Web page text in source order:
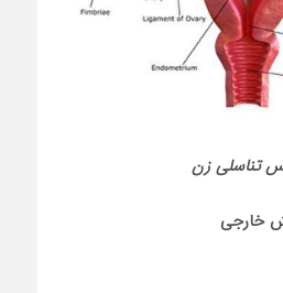
تناسلی زن
خارجی